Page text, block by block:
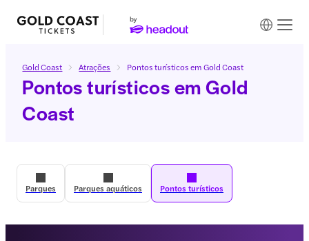
Gold Coast Atrações Pontos turísticos em Gold Coast
Pontos turísticos em Gold
Coast
Parques Parques aquáticos Pontos turísticos